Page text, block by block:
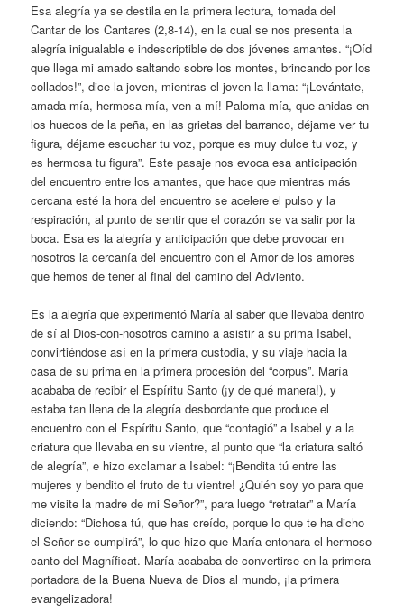
Esa alegría ya se destila en la primera lectura, tomada del
Cantar de los Cantares (2,8-14), en la cual se nos presenta la
alegría inigualable e indescriptible de dos jóvenes amantes. “¡Oíd
que llega mi amado saltando sobre los montes, brincando por los
collados!”, dice la joven, mientras el joven la llama: “¡Levántate,
amada mía, hermosa mía, ven a mí! Paloma mía, que anidas en
los huecos de la peña, en las grietas del barranco, déjame ver tu
figura, déjame escuchar tu voz, porque es muy dulce tu voz, y
es hermosa tu figura”. Este pasaje nos evoca esa anticipación
del encuentro entre los amantes, que hace que mientras más
cercana esté la hora del encuentro se acelere el pulso y la
respiración, al punto de sentir que el corazón se va salir por la
boca. Esa es la alegría y anticipación que debe provocar en
nosotros la cercanía del encuentro con el Amor de los amores
que hemos de tener al final del camino del Adviento.
Es la alegría que experimentó María al saber que llevaba dentro
de sí al Dios-con-nosotros camino a asistir a su prima Isabel,
convirtiéndose así en la primera custodia, y su viaje hacia la
casa de su prima en la primera procesión del “corpus”. María
acababa de recibir el Espíritu Santo (¡y de qué manera!), y
estaba tan llena de la alegría desbordante que produce el
encuentro con el Espíritu Santo, que “contagió” a Isabel y a la
criatura que llevaba en su vientre, al punto que “la criatura saltó
de alegría”, e hizo exclamar a Isabel: “¡Bendita tú entre las
mujeres y bendito el fruto de tu vientre! ¿Quién soy yo para que
me visite la madre de mi Señor?”, para luego “retratar” a María
diciendo: “Dichosa tú, que has creído, porque lo que te ha dicho
el Señor se cumplirá”, lo que hizo que María entonara el hermoso
canto del Magníficat. María acababa de convertirse en la primera
portadora de la Buena Nueva de Dios al mundo, ¡la primera
evangelizadora!